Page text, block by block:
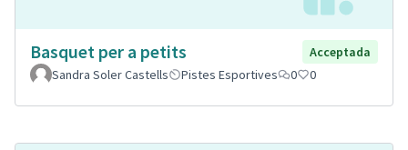
Basquet per a petits
Acceptada
Sandra Soler Castells
Pistes Esportives 0 0